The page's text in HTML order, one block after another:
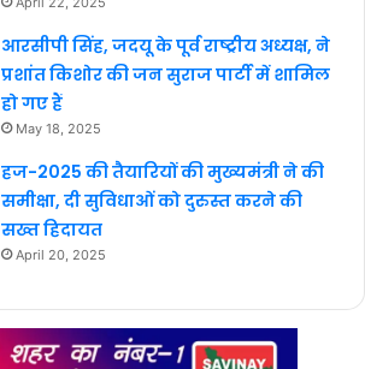
आरसीपी सिंह, जदयू के पूर्व राष्ट्रीय अध्यक्ष, ने
प्रशांत किशोर की जन सुराज पार्टी में शामिल
हो गए हैं
May 18, 2025
हज-2025 की तैयारियों की मुख्यमंत्री ने की
समीक्षा, दी सुविधाओं को दुरुस्त करने की
सख्त हिदायत
April 20, 2025